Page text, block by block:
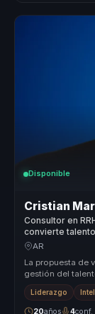
Disponible
Cristian
Consultor en
convierte
líderes y equipos.
AR
La propuesta de
gestión del
concr...
Liderazgo
20años 4conf.